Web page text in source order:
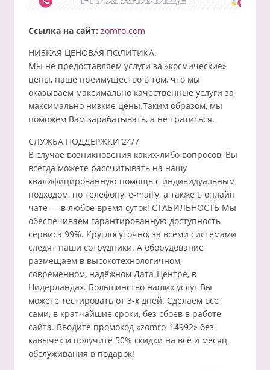
Ссылка на сайт: zomro.com
НИЗКАЯ ЦЕНОВАЯ ПОЛИТИКА.
Мы не предоставляем услуги за «космические»
цены, наше преимущество в том, что мы
оказываем максимально качественные услуги за
максимально низкие цены.Таким образом, мы
поможем Вам зарабатывать, а не тратиться.
СЛУЖБА ПОДДЕРЖКИ 24/7
В случае возникновения каких-либо вопросов, Вы
всегда можете рассчитывать на нашу
квалифицированную помощь с индивидуальным
подходом, по телефону, e-mail’у, а также в онлайн
чате — в любое время суток! СТАБИЛЬНОСТЬ Мы
обеспечиваем гарантированную доступность
сервиса 99%. Круглосуточно, за всеми системами
следят наши сотрудники. А оборудование
размещаем в высокотехнологичном,
современном, надёжном Дата-Центре, в
Нидерландах. Большинство наших услуг Вы
можете тестировать от 3-х дней. Сделаем все
сами, в кратчайшие сроки, без сбоев в работе
сайта. Вводите промокод «zomro_14992» без
кавычек и получите 50% скидки на все и месяц
обслуживания в подарок!